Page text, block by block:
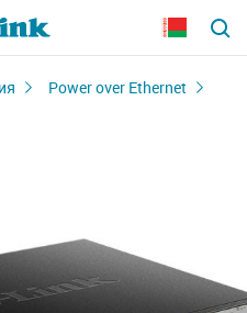
Power over Ethernet